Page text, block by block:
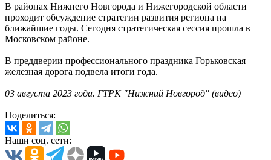
В районах Нижнего Новгорода и Нижегородской области
проходит обсуждение стратегии развития региона на
ближайшие годы. Сегодня стратегическая сессия прошла в
Московском районе.
В преддверии профессионального праздника Горьковская
железная дорога подвела итоги года.
03 августа 2023 года. ГТРК "Нижний Новгород" (видео)
Поделиться:
Наши соц. сети: